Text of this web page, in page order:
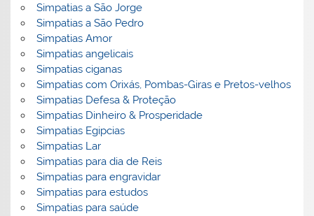
Simpatias a São Jorge
Simpatias a São Pedro
Simpatias Amor
Simpatias angelicais
Simpatias ciganas
Simpatias com Orixás, Pombas-Giras e Pretos-velhos
Simpatias Defesa & Proteção
Simpatias Dinheiro & Prosperidade
Simpatias Egipcias
Simpatias Lar
Simpatias para dia de Reis
Simpatias para engravidar
Simpatias para estudos
Simpatias para saúde